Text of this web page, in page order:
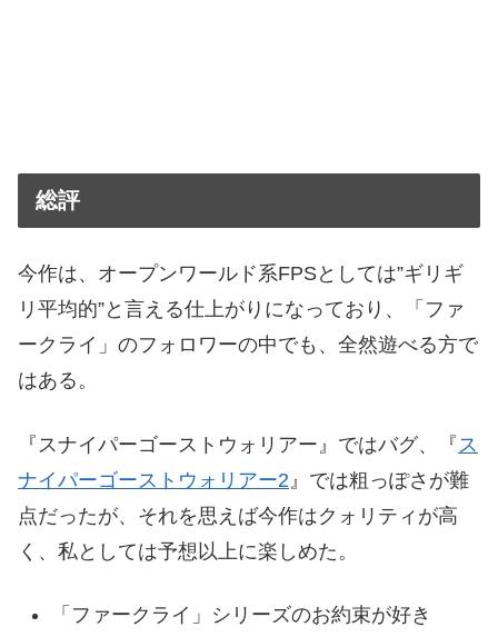
総評
今作は、オープンワールド系FPSとしては”ギリギ
リ平均的”と言える仕上がりになっており、「ファ
ークライ」のフォロワーの中でも、全然遊べる方で
はある。
『スナイパーゴーストウォリアー』ではバグ、『 ス
ナイパーゴーストウォリアー2 』では粗っぽさが難
点だったが、それを思えば今作はクォリティが高
く、私としては予想以上に楽しめた。
「ファークライ」シリーズのお約束が好き